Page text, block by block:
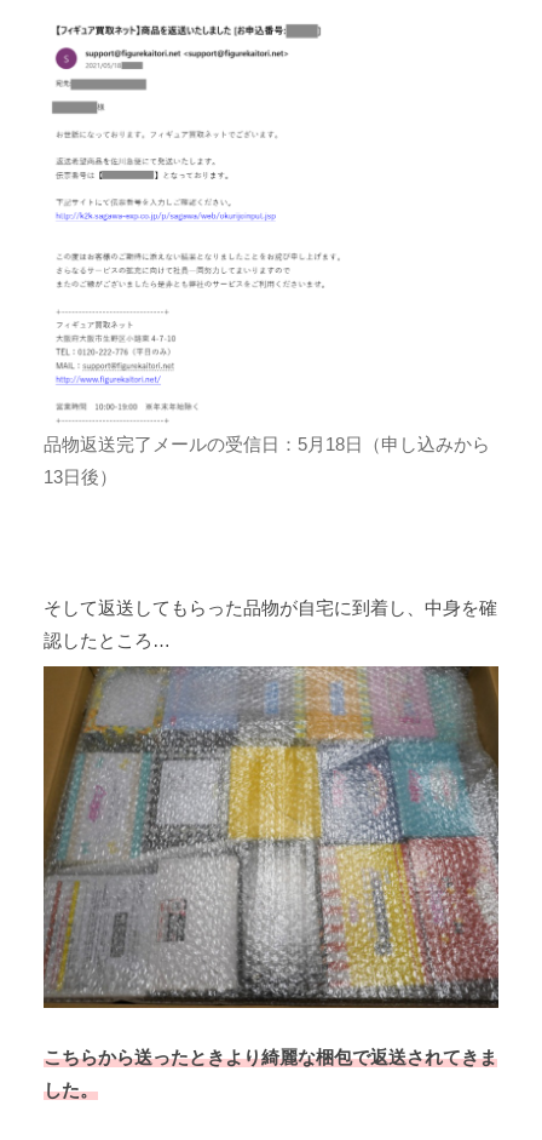
品物返送完了メールの受信日：5月18日（申し込みから
13日後）
そして返送してもらった品物が自宅に到着し、中身を確
認したところ…
こちらから送ったときより綺麗な梱包で返送されてきま
した。